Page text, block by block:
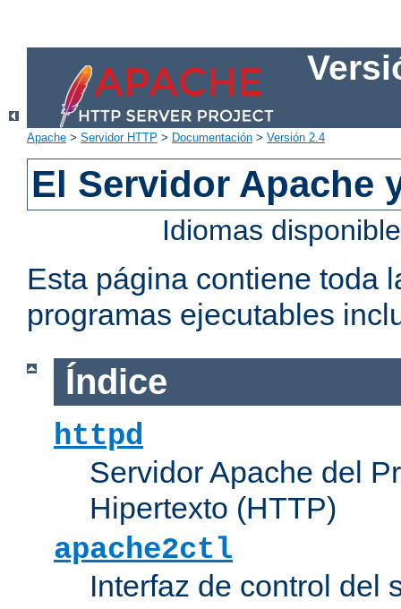
Apache > Servidor HTTP > Documentación > Versión 2.4
El Servidor Apache
Idiomas
Esta página contiene toda
programas ejecutables
Índice
httpd
Servidor Apache del
Hipertexto (HTTP)
apache2ctl
Interfaz de control del